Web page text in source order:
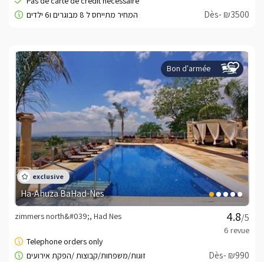
Dès- ₪3500
Bon d'armée
Ha-Ahuza BaHad-Nes
/5
zimmers north&#039;, Had Nes
Dès- ₪990